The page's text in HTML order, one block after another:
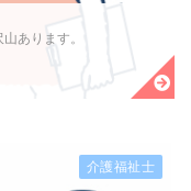
あります。
介護福祉士